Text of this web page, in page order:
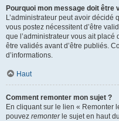
Pourquoi mon message doit être
L’administrateur peut avoir décidé
vous postez nécessitent d’être
que l’administrateur vous ait
être validés avant d’être publiés.
d’informations.
Haut
Comment remonter mon sujet ?
En cliquant sur le lien « Remonter
pouvez remonterle sujet en haut